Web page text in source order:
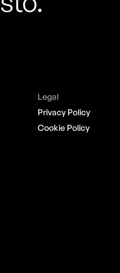
Legal
Privacy Policy
Cookie Policy